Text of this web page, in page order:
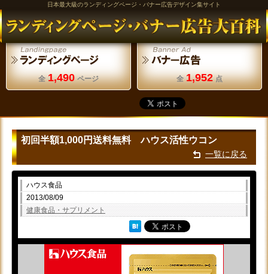
日本最大級のランディングページ・バナー広告デザイン集サイト
全 1,490 ページ 全 1,952 点
初回半額1,000円送料無料 ハウス活性ウコン
一覧に戻る
ハウス食品
2013/08/09
健康食品・サプリメント